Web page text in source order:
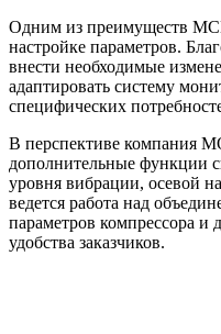
Одним из преимуществ
настройке параметров.
внести необходимые
адаптировать систему
специфических
В перспективе компания
дополнительные функции
уровня вибрации, осевой
ведется работа над
параметров компрессора и
удобства заказчиков.